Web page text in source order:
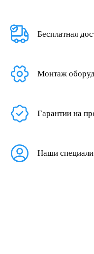
Бесплатная
Монтаж
Гарантии на
Наши